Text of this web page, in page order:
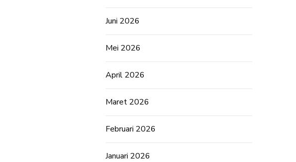
Juni 2026
Mei 2026
April 2026
Maret 2026
Februari 2026
Januari 2026